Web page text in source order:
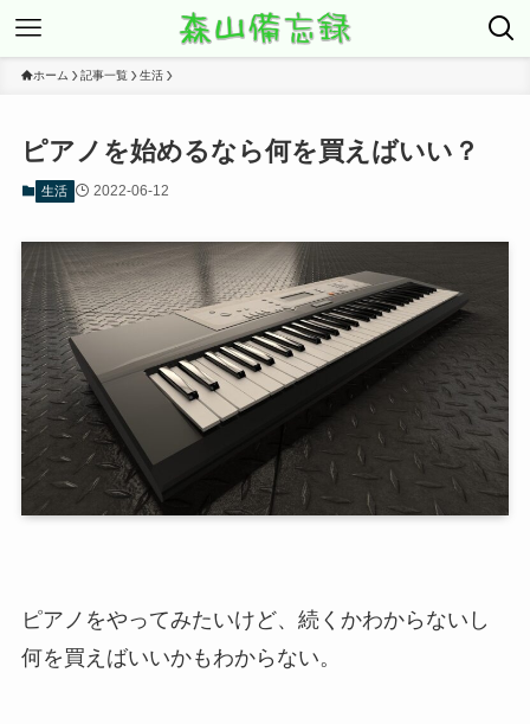
ホーム 記事一覧 生活
ピアノを始めるなら何を買えばいい？
生活 2022-06-12
ピアノをやってみたいけど、続くかわからないし
何を買えばいいかもわからない。